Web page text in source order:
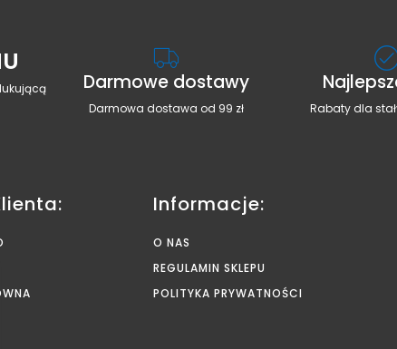
Darmowe dostawy
Darmowa dostawa od 99 zł Rabaty dla
Informacje:
O NAS
REGULAMIN SKLEPU
POLITYKA PRYWATNOŚCI